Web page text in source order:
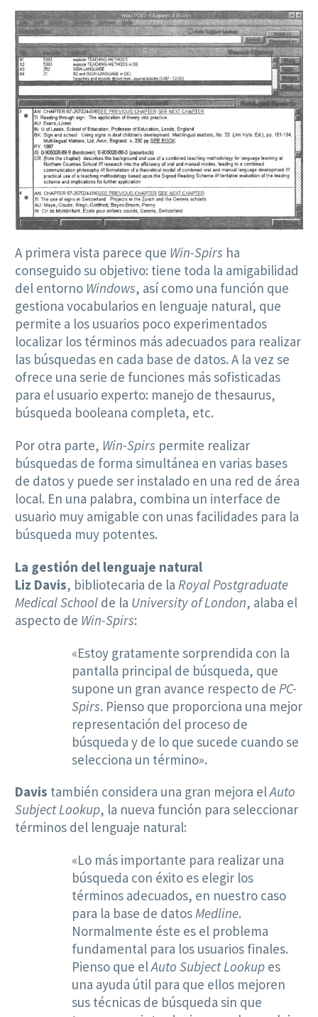
A primera vista parece que Win-Spirs ha
conseguido su objetivo: tiene toda la amigabilidad
del entorno Windows, así como una función que
gestiona vocabularios en lenguaje natural, que
permite a los usuarios poco experimentados
localizar los términos más adecuados para realizar
las búsquedas en cada base de datos. A la vez se
ofrece una serie de funciones más sofisticadas
para el usuario experto: manejo de thesaurus,
búsqueda booleana completa, etc.
Por otra parte, Win-Spirs permite realizar
búsquedas de forma simultánea en varias bases
de datos y puede ser instalado en una red de área
local. En una palabra, combina un interface de
usuario muy amigable con unas facilidades para la
búsqueda muy potentes.
La gestión del lenguaje natural
Liz Davis, bibliotecaria de la Royal Postgraduate
Medical School de la University of London, alaba el
aspecto de Win-Spirs:
«Estoy gratamente sorprendida con la
pantalla principal de búsqueda, que
supone un gran avance respecto de PC-
Spirs. Pienso que proporciona una mejor
representación del proceso de
búsqueda y de lo que sucede cuando se
selecciona un término».
Davis también considera una gran mejora elAuto
Subject Lookup, la nueva función para seleccionar
términos del lenguaje natural:
«Lo más importante para realizar una
búsqueda con éxito es elegir los
términos adecuados, en nuestro caso
para la base de datosMedline.
Normalmente éste es el problema
fundamental para los usuarios finales.
Pienso que elAuto Subject Lookup es
una ayuda útil para que ellos mejoren
sus técnicas de búsqueda sin que